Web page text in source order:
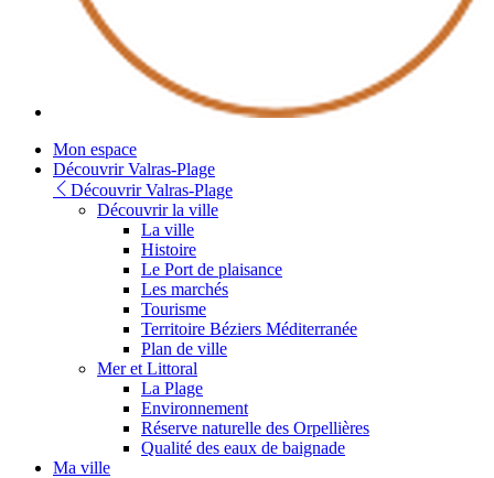
Mon espace
Découvrir Valras-Plage
Découvrir Valras-Plage
Découvrir la ville
La ville
Histoire
Le Port de plaisance
Les marchés
Tourisme
Territoire Béziers Méditerranée
Plan de ville
Mer et Littoral
La Plage
Environnement
Réserve naturelle des Orpellières
Qualité des eaux de baignade
Ma ville